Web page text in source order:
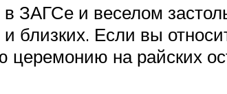
ЗАГСе и веселом
близких. Если вы
на райских